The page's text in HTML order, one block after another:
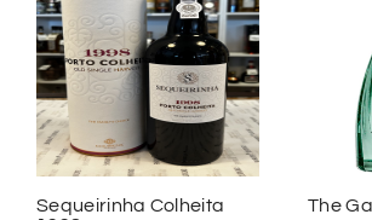
Sequeirinha Colheita
The